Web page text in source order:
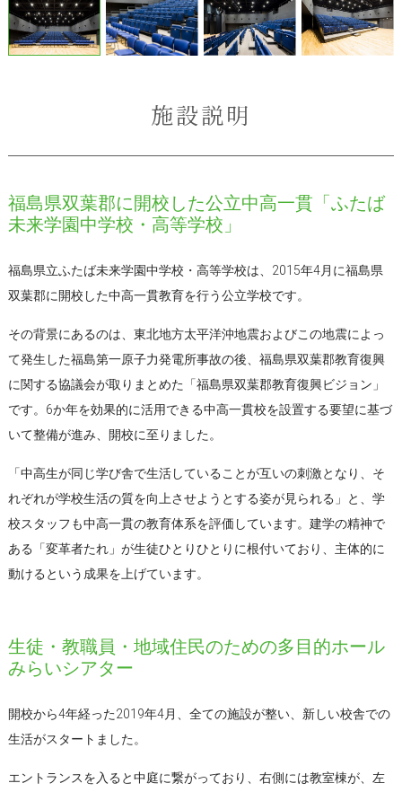
施設説明
福島県双葉郡に開校した公立中高一貫「ふたば
未来学園中学校・高等学校」
福島県立ふたば未来学園中学校・高等学校は、2015年4月に福島県
双葉郡に開校した中高一貫教育を行う公立学校です。
その背景にあるのは、東北地方太平洋沖地震およびこの地震によっ
て発生した福島第一原子力発電所事故の後、福島県双葉郡教育復興
に関する協議会が取りまとめた「福島県双葉郡教育復興ビジョン」
です。6か年を効果的に活用できる中高一貫校を設置する要望に基づ
いて整備が進み、開校に至りました。
「中高生が同じ学び舎で生活していることが互いの刺激となり、そ
れぞれが学校生活の質を向上させようとする姿が見られる」と、学
校スタッフも中高一貫の教育体系を評価しています。建学の精神で
ある「変革者たれ」が生徒ひとりひとりに根付いており、主体的に
動けるという成果を上げています。
生徒・教職員・地域住民のための多目的ホール
みらいシアター
開校から4年経った2019年4月、全ての施設が整い、新しい校舎での
生活がスタートました。
エントランスを入ると中庭に繋がっており、右側には教室棟が、左